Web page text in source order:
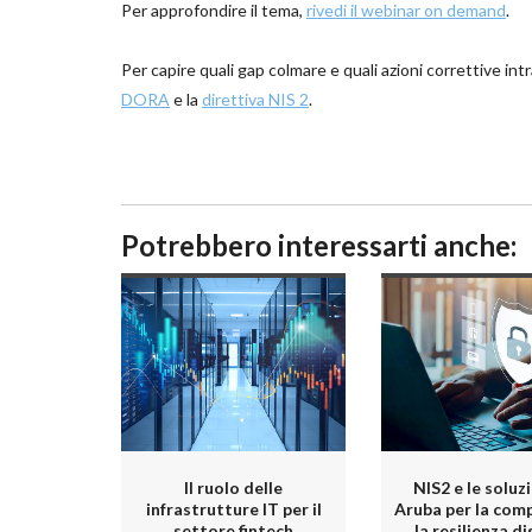
Per approfondire il tema, rivedi il webinar on demand.
Per capire quali gap colmare e quali azioni correttive
DORA e la direttiva NIS 2.
Potrebbero interessarti anche:
Il ruolo delle
infrastrutture IT per il
NIS2 e le
Aruba per la